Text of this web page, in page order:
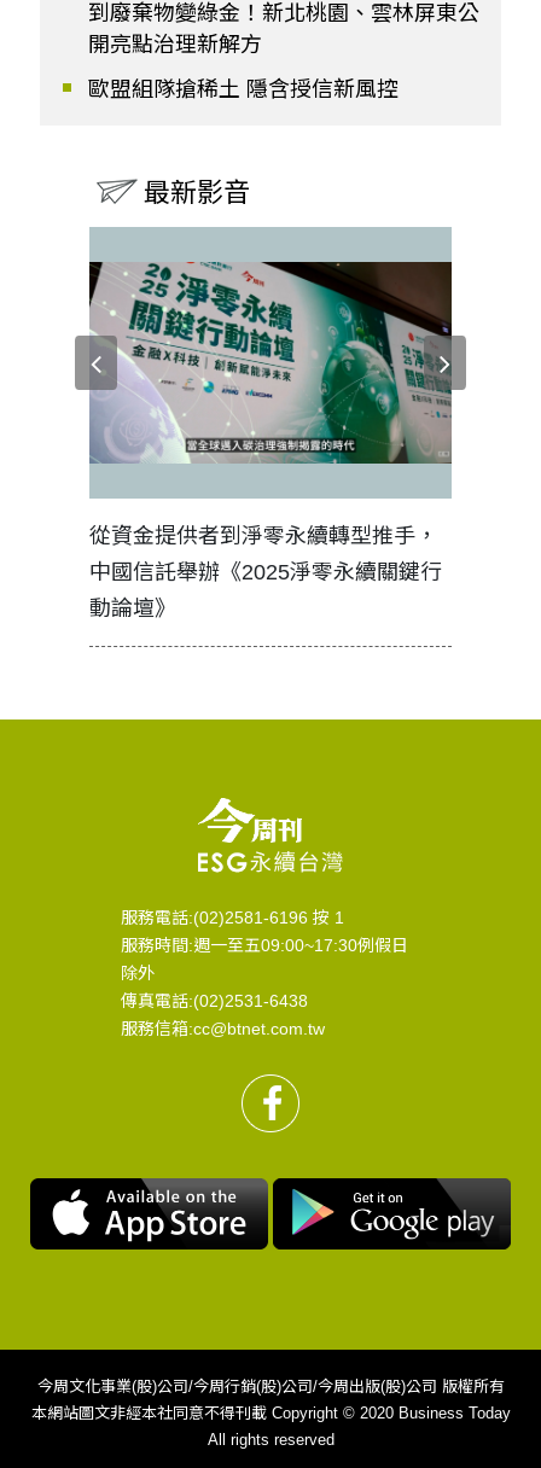
到廢棄物變綠金！新北桃園、雲林屏東公
開亮點治理新解方
歐盟組隊搶稀土 隱含授信新風控
最新影音
從資金提供者到淨零永續轉型推手，
中國信託舉辦《2025淨零永續關鍵行
動論壇》
服務電話:(02)2581-6196 按 1
服務時間:週一至五09:00~17:30例假日
除外
傳真電話:(02)2531-6438
服務信箱:cc@btnet.com.tw
今周文化事業(股)公司/今周行銷(股)公司/今周出版(股)公司 版權所有
本網站圖文非經本社同意不得刊載 Copyright © 2020 Business Today
All rights reserved